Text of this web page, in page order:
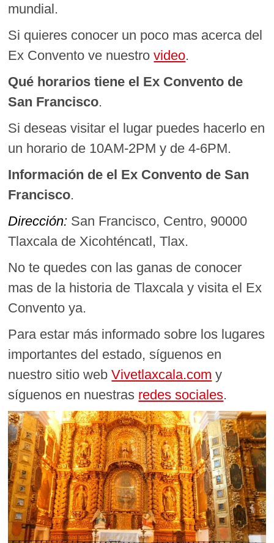
mundial.
Si quieres conocer un poco mas acerca del
Ex Convento ve nuestrovideo.
Qué horarios tiene el Ex Convento de
San Francisco.
Si deseas visitar el lugar puedes hacerlo en
un horario de 10AM-2PM y de 4-6PM.
Información de el Ex Convento de San
Francisco.
Dirección: San Francisco, Centro, 90000
Tlaxcala de Xicohténcatl, Tlax.
No te quedes con las ganas de conocer
mas de la historia de Tlaxcala y visita el Ex
Convento ya.
Para estar más informado sobre los lugares
importantes del estado, síguenos en
nuestro sitio webVivetlaxcala.com y
síguenos en nuestras redes sociales.